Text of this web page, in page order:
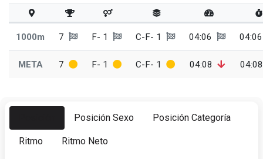
1000m 7 F- 1 C-F- 1 04:06
META 7 F- 1 C-F- 1 04:08
Posición Sexo Posición Categoría
Ritmo Ritmo Neto